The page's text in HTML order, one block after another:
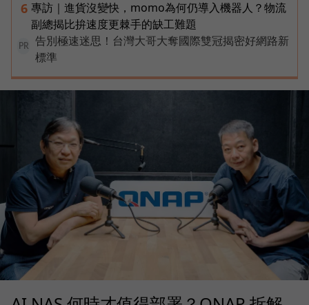
6 專訪｜進貨沒變快，momo為何仍導入機器人？物流
副總揭比拚速度更棘手的缺工難題
PR
告別極速迷思！台灣大哥大奪國際雙冠揭密好網路新
標準